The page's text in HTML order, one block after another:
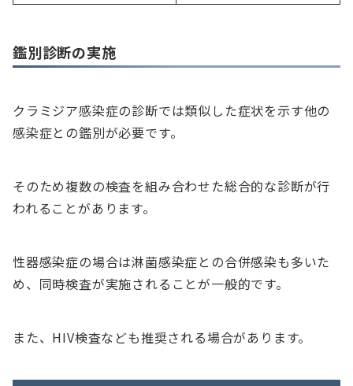
鑑別診断の実施
クラミジア感染症の診断では類似した症状を示す他の
感染症との鑑別が必要です。
そのため複数の検査を組み合わせた総合的な診断が行
われることがあります。
性器感染症の場合は淋菌感染症との合併感染も多いた
め、同時検査が実施されることが一般的です。
また、HIV検査なども推奨される場合があります。